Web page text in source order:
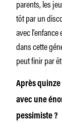
parents, les
tôt par un
avec
dans cette
peut finir par
Après quinze
avec une
pessimiste ?